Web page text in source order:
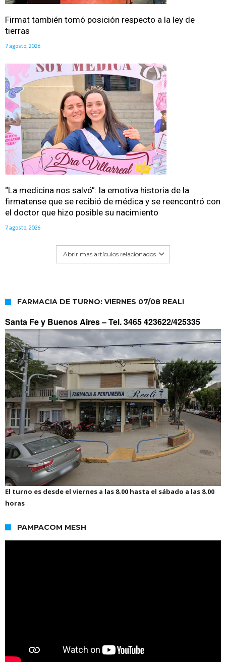
Firmat también tomó posición respecto a la ley de
tierras
7 agosto, 2026
“La medicina nos salvó”: la emotiva historia de la
firmatense que se recibió de médica y se reencontró con
el doctor que hizo posible su nacimiento
7 agosto, 2026
Abrir mas artículos relacionados
FARMACIA DE TURNO: VIERNES 07/08 REALI
Santa Fe y Buenos Aires –Tel. 3465 423622/425335
El turno es desde el viernes a las 8.00 hasta el sábado a las 8.00
horas
PAMPACOM MESH